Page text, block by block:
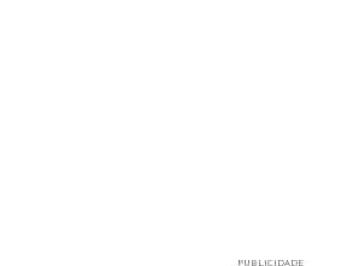
PUBLICIDADE